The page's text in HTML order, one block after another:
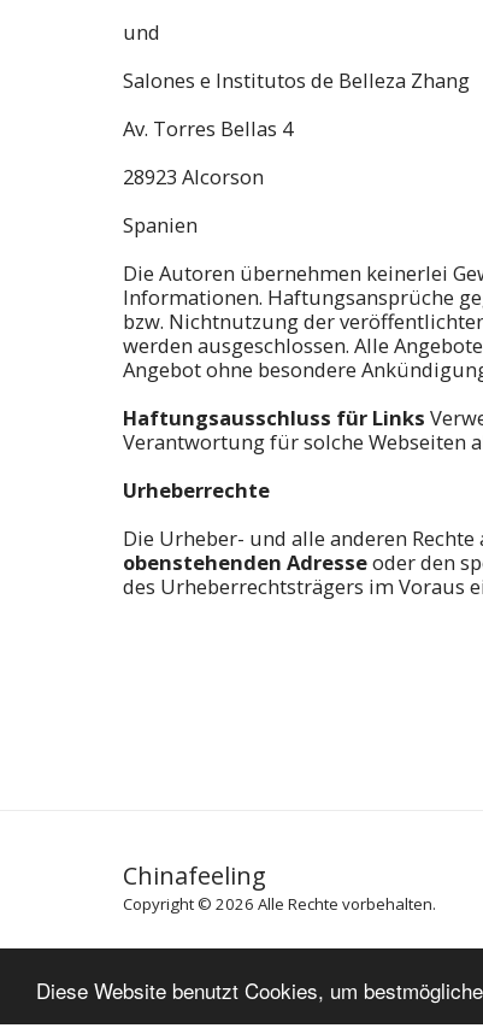
Diese Website benutzt Cookies, um
und
Salones e Institutos de Belleza Zhang
Av. Torres Bellas 4
28923 Alcorson
Spanien
Die Autoren übernehmen keinerlei
Informationen. Haftungsansprüche
bzw. Nichtnutzung der
werden ausgeschlossen. Alle
Angebot ohne besondere
Haftungsausschluss für Links
Verantwortung für solche Webseiten
Urheberrechte
Die Urheber- und alle anderen
obenstehenden Adresseoder den
des Urheberrechtsträgers im Voraus
Chinafeeling
Copyright © 2026 Alle Rechte vorbehalten.